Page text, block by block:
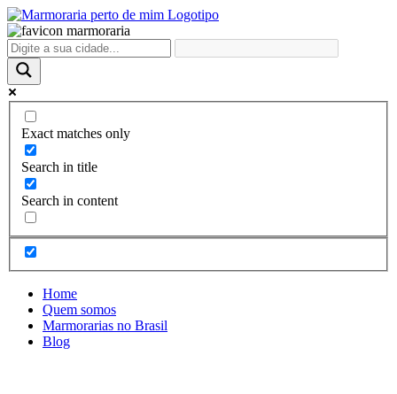
Ir
para
o
conteúdo
Exact matches only
Search in title
Search in content
Home
Quem somos
Marmorarias no Brasil
Blog